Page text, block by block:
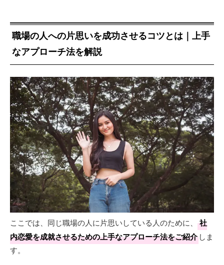
職場の人への片思いを成功させるコツとは｜上手
なアプローチ法を解説
ここでは、同じ職場の人に片思いしている人のために、
社
内恋愛を成就させるための上手なアプローチ法をご紹介 しま
す。